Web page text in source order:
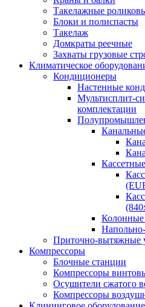
Такелажные
Блоки и полиспасты
Такелаж
Домкраты реечные
Захваты грузовые
Климатическое
Кондиционеры
Настенные
Мультисплит-
комплектации
Колонные
Приточно-вытяжные
Компрессоры
Блочные станции
Компрессоры
Осушители сжатого
Компрессоры